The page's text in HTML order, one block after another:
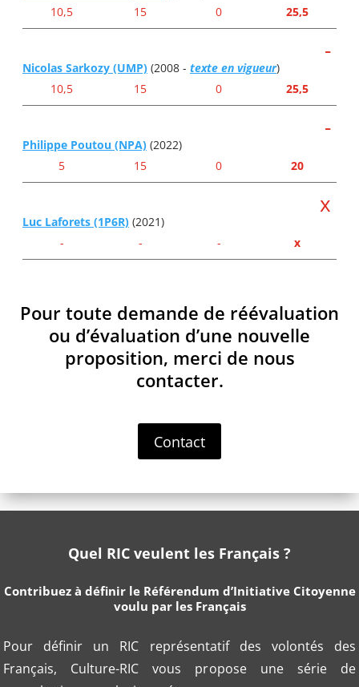
10,5
15 0 25,5
-
Nicolas Sarkozy (UMP) (2008 - texte en vigueur)
10,5
15 0 25,5
-
Philippe Poutou (NPA) (2022)
5
15 0 20
x
Luc Laforets (1P6R) (2021)
-
- - x
Pour toute demande de réévaluation
ou d’évaluation d’une nouvelle
proposition, merci de nous
contacter.
Contact
Quel RIC veulent les Français ?
Contribuez à définir le Référendum d’Initiative Citoyenne
voulu par les Français
Pour définir un RIC représentatif des volontés des
Français, Culture-RIC vous propose une série de